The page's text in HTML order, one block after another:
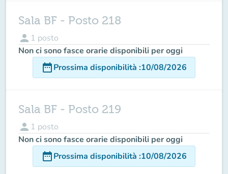
Sala BF - Posto 218
person 1 posto
Non ci sono fasce orarie disponibili per oggi
date_rangeProssima disponibilità :10/08/2026
Sala BF - Posto 219
person 1 posto
Non ci sono fasce orarie disponibili per oggi
date_rangeProssima disponibilità :10/08/2026